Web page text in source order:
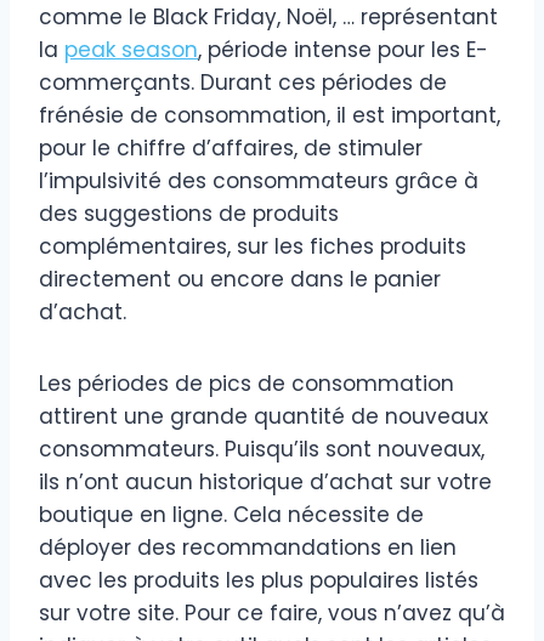
comme le Black Friday, Noël, … représentant
la peak season, période intense pour les E-
commerçants. Durant ces périodes de
frénésie de consommation, il est important,
pour le chiffre d’affaires, de stimuler
l’impulsivité des consommateurs grâce à
des suggestions de produits
complémentaires, sur les fiches produits
directement ou encore dans le panier
d’achat.
Les périodes de pics de consommation
attirent une grande quantité de nouveaux
consommateurs. Puisqu’ils sont nouveaux,
ils n’ont aucun historique d’achat sur votre
boutique en ligne. Cela nécessite de
déployer des recommandations en lien
avec les produits les plus populaires listés
sur votre site. Pour ce faire, vous n’avez qu’à